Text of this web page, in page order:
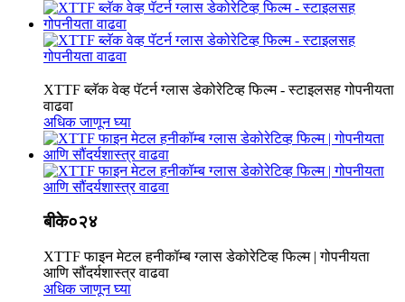
XTTF ब्लॅक वेव्ह पॅटर्न ग्लास डेकोरेटिव्ह फिल्म - स्टाइलसह गोपनीयता
वाढवा
अधिक जाणून घ्या
बीके०२४
XTTF फाइन मेटल हनीकॉम्ब ग्लास डेकोरेटिव्ह फिल्म | गोपनीयता
आणि सौंदर्यशास्त्र वाढवा
अधिक जाणून घ्या